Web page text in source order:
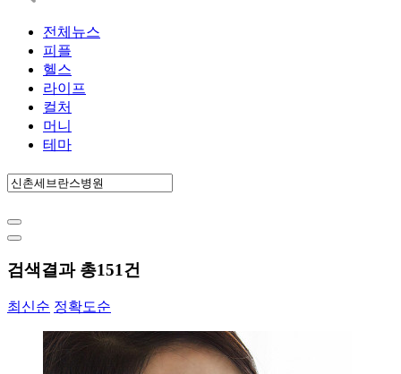
전체뉴스
피플
헬스
라이프
컬처
머니
테마
검색결과 총151건
최신순 정확도순